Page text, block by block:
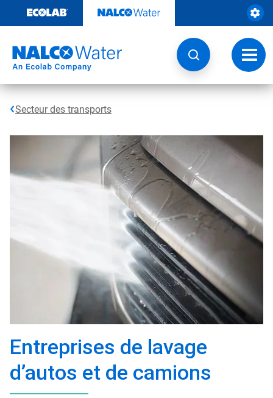
contenu
la
Secteur des transports
Entreprises de lavage
d’autos et de camions